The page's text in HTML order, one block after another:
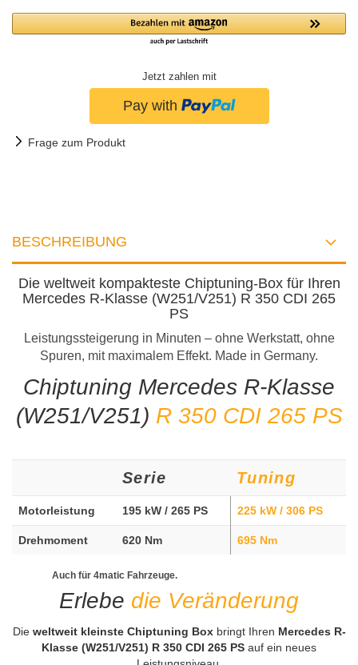
Jetzt zahlen mit
Frage zum Produkt
BESCHREIBUNG
Die weltweit kompakteste Chiptuning-Box für Ihren
Mercedes R-Klasse (W251/V251) R 350 CDI 265
PS
Leistungssteigerung in Minuten – ohne Werkstatt, ohne
Spuren, mit maximalem Effekt. Made in Germany.
Chiptuning Mercedes R-Klasse
(W251/V251) R 350 CDI 265 PS
Serie Tuning
Motorleistung 195 kW / 265 PS 225 kW / 306 PS
Drehmoment 620 Nm 695 Nm
Auch für 4matic Fahrzeuge.
Erlebe die Veränderung
Die weltweit kleinste Chiptuning Boxbringt Ihren Mercedes R-
Klasse (W251/V251) R 350 CDI 265 PS auf ein neues